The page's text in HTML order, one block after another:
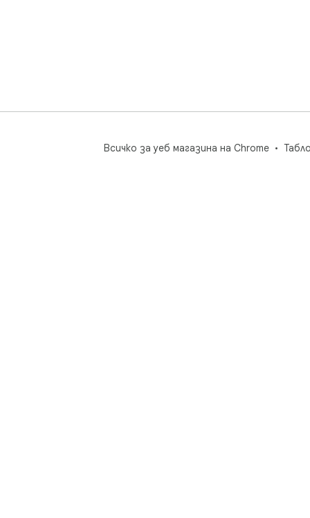
Всичко за уеб магазина на Chrome